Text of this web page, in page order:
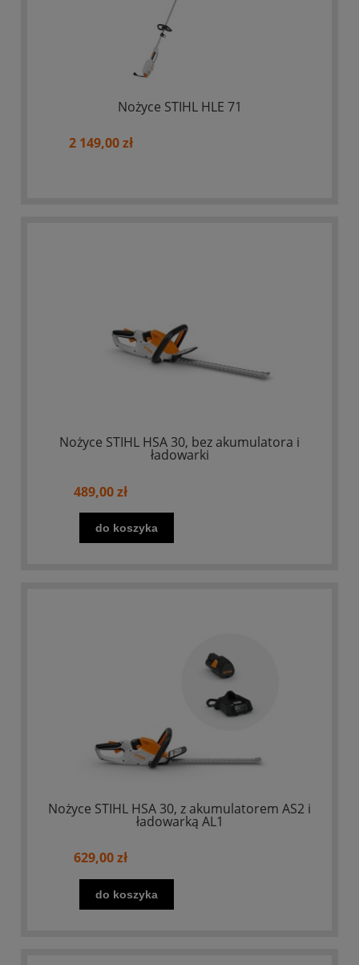
Nożyce STIHL HLE 71
2 149,00 zł
Nożyce STIHL HSA 30, bez akumulatora i
ładowarki
489,00 zł
do koszyka
Nożyce STIHL HSA 30, z akumulatorem AS2 i
ładowarką AL1
629,00 zł
do koszyka